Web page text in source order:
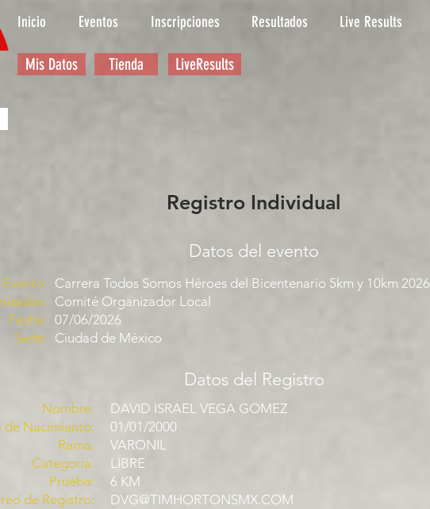
Inicio Eventos Inscripciones Resultados Live Results
Mis Datos Tienda LiveResults
Registro Individual
Datos del evento
Evento:
Fecha:
Sede:
Carrera Todos Somos Héroes del Bicentenario 5km y 10km 2026
Comité Organizador Local
07/06/2026
Ciudad de México
Datos del Registro
Nombre:
de Nacimiento:
Rama:
Categoría:
Prueba:
de Registro:
DAVID ISRAEL VEGA GOMEZ
01/01/2000
VARONIL
LIBRE
6 KM
DVG@TIMHORTONSMX.COM